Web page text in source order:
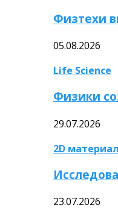
Физтехи
05.08.2026
Life Science
Физики
29.07.2026
2D
23.07.2026